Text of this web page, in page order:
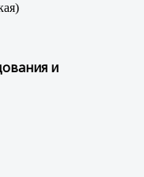
и